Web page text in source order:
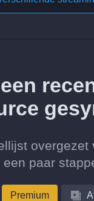
paar
Premium